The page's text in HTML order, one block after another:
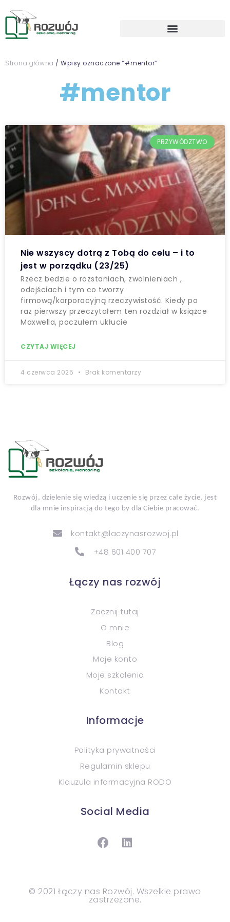
Strona główna / Wpisy oznaczone “#mentor”
#mentor
PRZYWÓDZTWO
Nie wszyscy dotrą z Tobą do celu – i to
jest w porządku (23/25)
Rzecz bedzie o rozstaniach, zwolnieniach ,
odejściach i tym co tworzy
firmową/korporacyjną rzeczywistość. Kiedy po
raz pierwszy przeczytałem ten rozdział w książce
Maxwella, poczułem ukłucie
CZYTAJ WIĘCEJ
4 czerwca 2025 Brak komentarzy
Rozwój, dzielenie się wiedzą i uczenie się przez całe życie, jest
dla mnie inspiracją do tego by dla Ciebie pracować.
kontakt@laczynasrozwoj.pl
+48 601 400 707
Łączy nas rozwój
Zacznij tutaj
O mnie
Blog
Moje konto
Moje szkolenia
Kontakt
Informacje
Polityka prywatności
Regulamin sklepu
Klauzula informacyjna RODO
Social Media
© 2021 Łączy nas Rozwój. Wszelkie prawa
zastrzeżone.